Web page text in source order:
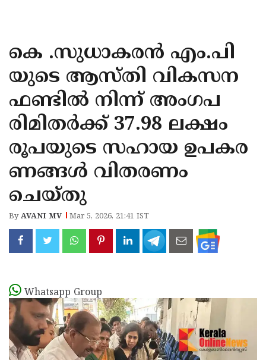
KANNUR
KASARAGOD
കെ .സുധാകരൻ എം.പി
യുടെ ആസ്തി വികസന
ഫണ്ടിൽ നിന്ന് അംഗപ
രിമിതർക്ക് 37.98 ലക്ഷം
രൂപയുടെ സഹായ ഉപകര
ണങ്ങൾ വിതരണം
ചെയ്തു
ByAVANI MV Mar 5, 2026, 21:41 IST
Whatsapp Group